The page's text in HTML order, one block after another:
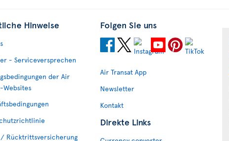
Hinweise
- Serviceversprechen
der Air
Websites
Rücktrittsversicherung
Folgen Sie uns
Air Transat App
Newsletter
Kontakt
Direkte Links